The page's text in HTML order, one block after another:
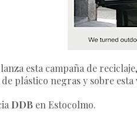
lanza esta campaña de
plástico negras y sobre
DDB en Estocolmo.